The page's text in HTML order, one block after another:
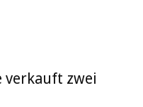
verkauft zwei